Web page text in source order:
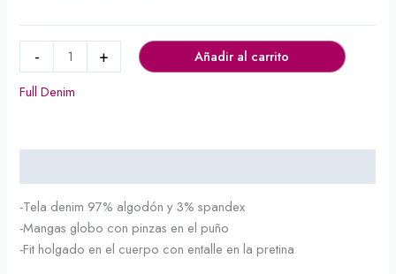
- +
Añadir al carrito
Full Denim
-Tela denim 97% algodón y 3% spandex
-Mangas globo con pinzas en el puño
-Fit holgado en el cuerpo con entalle en la pretina